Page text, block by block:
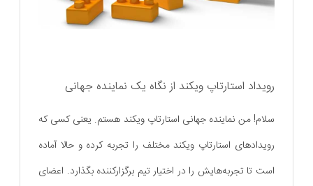
رویداد استارتاپ ویکند از نگاه یک نماینده جهانی
سلام! من نماینده جهانی استارتاپ ویکند هستم. یعنی کسی که
رویدادهای استارتاپ ویکند مختلف را تجربه کرده و حالا آماده
است تا تجربه‌هایش را در اختیار تیم برگزارکننده بگذارد. اعضای